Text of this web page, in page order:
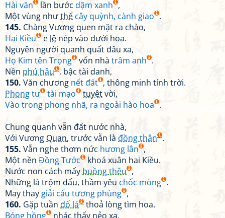
Hài văn
lần bước dặm xanh ,
Một vùng nhưthể cây quỳnh, cành giao .
145. Chàng Vương quen mặt ra chào,
Hai Kiều
e lệ nép vào dưới hoa.
Nguyên người quanh quất đâu xa,
Họ Kim tên Trọng
vốn nhà trâm anh .
Nền phú hậu , bậc tài danh,
150. Văn chương nết đất , thông minh tính trời.
Phongtư tài mạo tuyệtvời,
Vào trong phong nhã, ra ngoài hào hoa .
Chung quanh vẫn đất nước nhà,
Với Vương Quan, trước vẫn là đồng thân .
155. Vẫn nghe thơm nức hương lân ,
Một nền Đồng Tước
khoá xuân hai Kiều.
Nước non cách mấy buồng thêu ,
Những là trộm dấu, thầm yêu chốc mòng .
May thay giải cấu tương phùng ,
160. Gặp tuần đố lá
thoả lòng tìm hoa.
Bóng hồng
nhác thấy nẻo xa,